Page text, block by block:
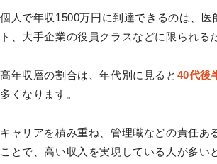
個人で年収1500万円に到達できるのは、医
ト、大手企業の役員クラスなどに限られる
高年収層の割合は、年代別に見ると 40代後
多くなります。
キャリアを積み重ね、管理職などの責任あ
ことで、高い収入を実現している人が多い